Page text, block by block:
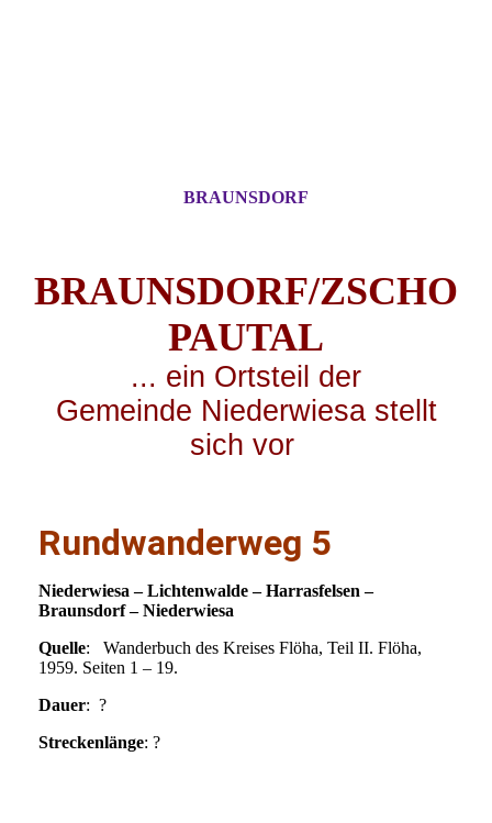
BRAUNSDORF
BRAUNSDORF/ZSCHO
PAUTAL
... ein Ortsteil der
Gemeinde Niederwiesa stellt
sich vor
Rundwanderweg 5
Niederwiesa – Lichtenwalde – Harrasfelsen –
Braunsdorf – Niederwiesa
Quelle: Wanderbuch des Kreises Flöha, Teil II. Flöha,
1959. Seiten 1 – 19.
Dauer: ?
Streckenlänge: ?